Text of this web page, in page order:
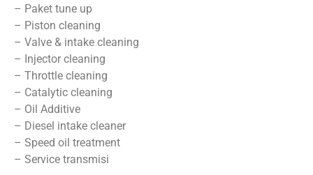
– Paket tune up
– Piston cleaning
– Valve & intake cleaning
– Injector cleaning
– Throttle cleaning
– Catalytic cleaning
– Oil Additive
– Diesel intake cleaner
– Speed oil treatment
– Service transmisi